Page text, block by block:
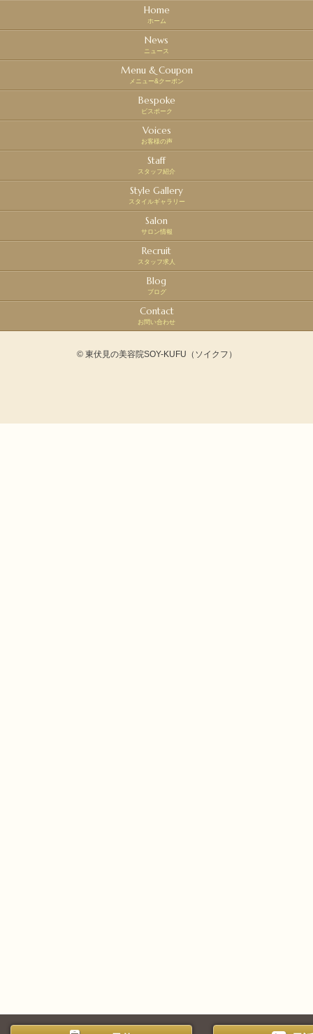
Home
ホーム
News
ニュース
Menu & Coupon
メニュー&クーポン
Bespoke
ビスポーク
Voices
お客様の声
Staff
スタッフ紹介
Style Gallery
スタイルギャラリー
Salon
サロン情報
Recruit
スタッフ求人
Blog
ブログ
Contact
お問い合わせ
© 東伏見の美容院SOY-KUFU（ソイクフ）